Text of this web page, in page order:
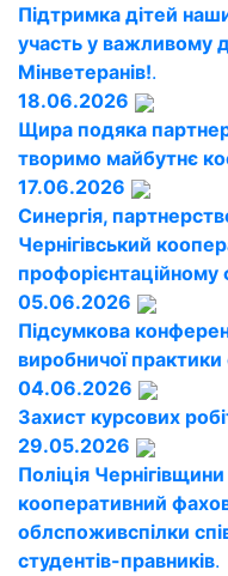
Підтримка дітей
участь у важливому
Мінветеранів!.
18.06.2026
Щира подяка
творимо майбутнє
17.06.2026
Синергія,
Чернігівський
профорієнтаційному
05.06.2026
Підсумкова
виробничої практики
04.06.2026
Захист курсових
29.05.2026
Поліція
кооперативний
облспоживспілки
студентів-правників.